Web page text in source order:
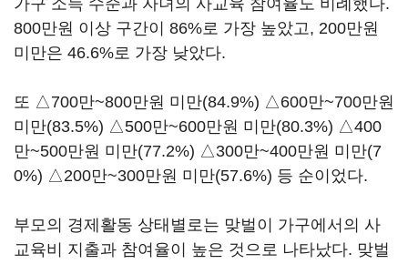
가구 소득 수준과 자녀의 사교육 참여율도 비례했다.
800만원 이상 구간이 86%로 가장 높았고, 200만원
미만은 46.6%로 가장 낮았다.
또 △700만~800만원 미만(84.9%) △600만~700만원
미만(83.5%) △500만~600만원 미만(80.3%) △400
만~500만원 미만(77.2%) △300만~400만원 미만(7
0%) △200만~300만원 미만(57.6%) 등 순이었다.
부모의 경제활동 상태별로는 맞벌이 가구에서의 사
교육비 지출과 참여율이 높은 것으로 나타났다. 맞벌